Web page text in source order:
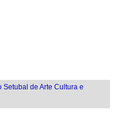
Setubal de Arte Cultura e